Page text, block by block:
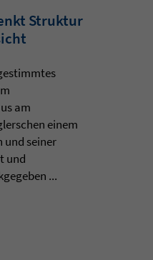
Struktur
am
einem
und seiner
und
...